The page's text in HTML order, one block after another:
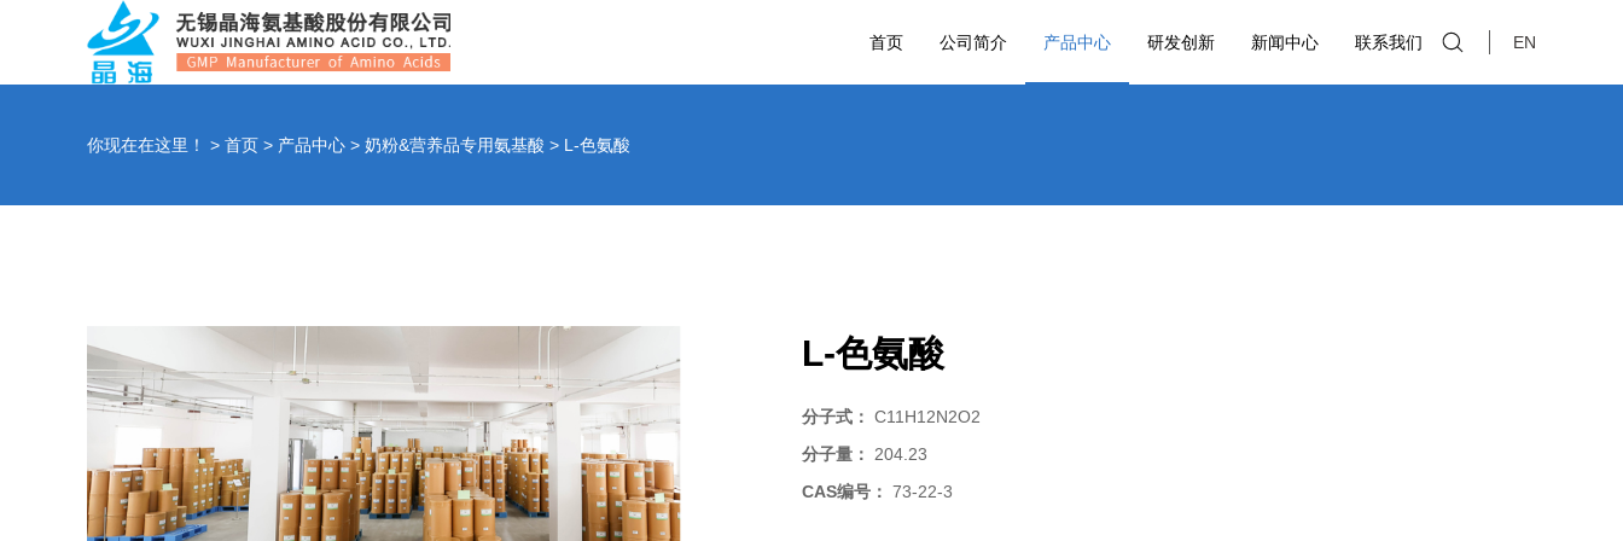
EN
首页 公司简介 产品中心 研发创新 新闻中心 联系我们
你现在在这里！ > 首页 > 产品中心 > 奶粉&营养品专用氨基酸 > L-色氨酸
L-色氨酸
分子式： C11H12N2O2
分子量：
204.23
CAS编号： 73-22-3